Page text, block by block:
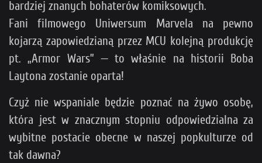
bardziej znanych bohaterów komiksowych.
Fani filmowego Uniwersum Marvela na pewno
kojarzą zapowiedzianą przez MCU kolejną produkcję
pt. „Armor Wars” — to właśnie na historii Boba
Laytona zostanie oparta!
Czyż nie wspaniale będzie poznać na żywo osobę,
która jest w znacznym stopniu odpowiedzialna za
wybitne postacie obecne w naszej popkulturze od
tak dawna?